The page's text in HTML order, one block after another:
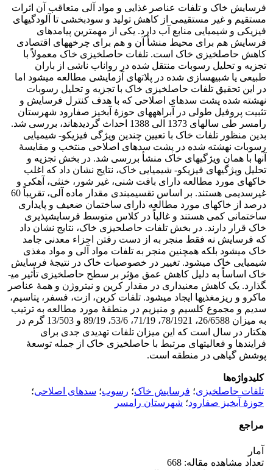
فرسایش خاک و تلفات عناصر غذایی و مواد آلی متعاقب آن اثرات
مستقیم و غیر مستقیمی از کاهش تولید و سودبخشی تا آلودگی­های
فیزیکی و شیمیایی منابع آب دارد. یکی از مهم­ترین پیامدهای
فرسایش هم برای محیط منشأ آن و هم برای چرخه­های اقتصادی
کاهش حاصلخیزی خاک است. تلفات حاصلخیزی خاک معمولاً با
تجزیه و تحلیل رسوبات منتقل شده در رواناب ناشی از باران
طبیعی یا شبیه­سازی شده در پلات­های آزمایشی مطالعه می­شود اما
در این تحقیق تلفات حاصلخیزی خاک با تجزیه و تحلیل رسوبات
نهشته شده پشت سدهای اصلاحی که با هدف کنترل فرسایش و
تثبیت پروفیل طولی در آبراهه­های حوزۀ آبخیز صفارود شهرستان
رامسر طی سال­های 1373 الی 1388 احداث گردیده­اند، بررسی شد.
بدین منظور تلفات خاک با تعیین چندین ویژگی فیزیکو- شیمیایی
رسوبات نهشته شده در پشت سدهای اصلاحی منتخب و مقایسۀ
آنها با همان ویژگی­های خاک منشأ بررسی شد. در بخش تجزیه و
تحلیل ویژگی­های فیزیکو- شیمیایی خاک، نتایج نشان داد که اغلب
خاک­های مورد مطالعه دارای بافت شنی، غیر شور، خنثی، آهکی و
غیرسدیمی هستند. بر اساس تقسیم­بندی مقدار ماده آلی، تقریباً 60
درصد از خاک­های مورد مطالعه دارای ساختمان ضعیف و پایداری
ساختمانی کمی هستند و غالباً در کلاس متوسط فرسایش­پذیری
خاک قرار دارند. در بخش تلفات حاصلحیزی خاک، نتایج نشان داد
که فرسایش نه فقط منجر به از دست رفتن اجزاء معدنی جامد
خاک می­شود بلکه همچنین منجر به تلفات مواد آلی و مواد مغذی
شیمیایی خاک می­شود. تغییر در خصوصیات خاک در نتیجۀ فرسایش
خاک اساساً به دلیل کاهش عمق مؤثر بر سطح حاصلخیزی تأثیر می­
گذارد. یک کاهش معنی­داری در مقدار کرین و نیتروژن و همۀ عناصر
ماکرو و ریزمغذی­ها ایجاد می­شود. تلفات کربن، ازت، فسفر، پتاسیم،
سدیم و مجموع کلسیم و منیزیم در منطقۀ مورد مطالعه به ترتیب
به میزان 26/6588، 78/1921، 71/19، 53/6، 89/19 و 13/503 گرم در
هکتار در سال است که این میزان تلفات تهدیدی جدی برای
فرایندها و فعالیت­های مرتبط با حاصلخیزی خاک از جمله توسعۀ
پوشش گیاهی در منطقه است.
کلیدواژه‌ها
تلفات حاصلخیزی؛ فرسایش خاک؛ رسوب؛ سدهای اصلاحی؛
حوزۀ آبخیز صفارود؛ شهرستان رامسر
مراجع
آمار
تعداد مشاهده مقاله: 668